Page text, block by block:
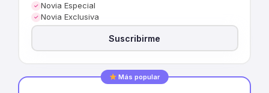
✓ Novia Especial
✓ Novia Exclusiva
Suscribirme
Más popular